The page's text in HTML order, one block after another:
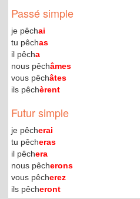
Passé simple
je pêchai
tu pêchas
il pêcha
nous pêchâmes
vous pêchâtes
ils pêchèrent
Futur simple
je pêcherai
tu pêcheras
il pêchera
nous pêcherons
vous pêcherez
ils pêcheront